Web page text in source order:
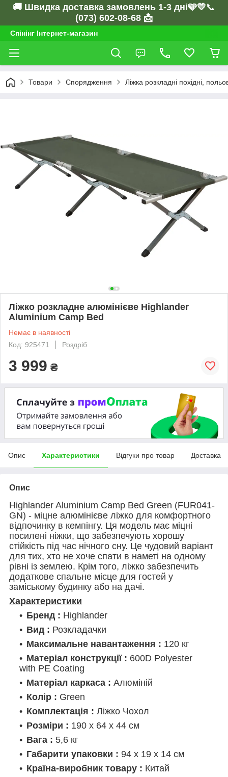
🚚 Швидка доставка замовлень 1-3 дні🩵💛📞
(073) 602-08-68 📩
Спінінг Інтернет-магазин
Товари Спорядження Ліжка розкладні похідні,
Ліжко розкладне алюмінієве Highlander
Aluminium Camp Bed
Немає в наявності
Код: 925471
Роздріб
3 999 ₴
Опис Характеристики Відгуки про товар Доставка
Опис
Highlander Aluminium Camp Bed Green (FUR041-
GN) - міцне алюмінієве ліжко для комфортного
відпочинку в кемпінгу. Ця модель має міцні
посилені ніжки, що забезпечують хорошу
стійкість під час нічного сну. Це чудовий варіант
для тих, хто не хоче спати в наметі на одному
рівні із землею. Крім того, ліжко забезпечить
додаткове спальне місце для гостей у
заміському будинку або на дачі.
Характеристики
Бренд : Highlander
Вид : Розкладачки
Максимальне навантаження : 120 кг
Матеріал конструкції : 600D Polyester
with PE Coating
Матеріал каркаса : Алюміній
Колір : Green
Комплектація : Ліжко Чохол
Розміри : 190 х 64 х 44 см
Вага : 5,6 кг
Габарити упаковки : 94 х 19 х 14 см
Країна-виробник товару : Китай